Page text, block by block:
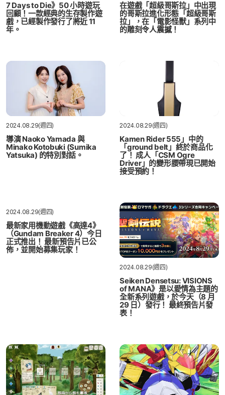
7 Days to Die》50 小時遊玩
回顧！一款經典的生存製作遊
戲，已經製作發行了將近 11
年。
在遊戲「超級哥斯拉」中出現
的哥斯拉進化形態「超級哥斯
拉」，在「電影怪獸」系列中
的雕刻令人震撼！
2024.08.29(週四)
導演 Naoko Yamada 與
Minako Kotobuki (Sumika
Yatsuka) 的特別對話。
2024.08.29(週四)
Kamen Rider 555」中的
「ground belt」終於商品化
了！ 成人「CSM Ogre
Driver」的變形腰帶現已開始
接受預約！
2024.08.29(週四)
最新家用機動遊戲《高達4》
（Gundam Breaker 4）今日
正式推出！ 最新預告片已公
佈，並開始募集玩家！
2024.08.29(週四)
Seiken Densetsu: VISIONS
of MANA》是以愛情為主題的
全新系列遊戲，於今天（8 月
29 日）發行！ 最終預告片發
表！